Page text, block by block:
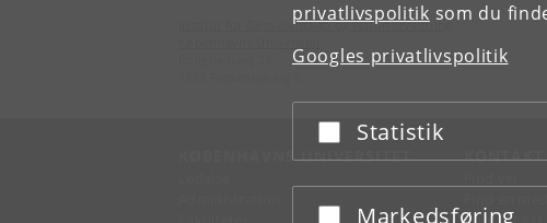
privatlivspolitik som du
Googles privatlivspolitik
Acceptér eller afslå
Statistik
Acceptér eller afslå
Markedsføring
Institut for Geovidenskab og Naturforvaltning
KØBENHAVNS UNIVERSITET KONTAKT